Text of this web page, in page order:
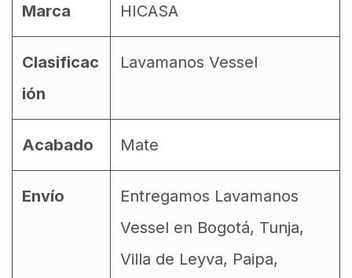
Marca HICASA
Clasificac
ión
Lavamanos Vessel
Acabado Mate
Envío
Entregamos Lavamanos
Vessel en Bogotá, Tunja,
Villa de Leyva, Paipa,